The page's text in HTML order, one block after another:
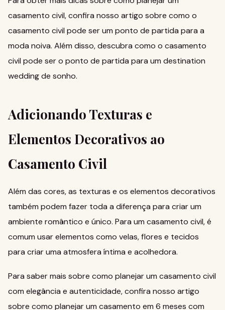
casamento civil,confira nosso artigo sobre como o
casamento civil pode ser um ponto de partida para a
moda noiva. Além disso,descubra como o casamento
civil pode ser o ponto de partida para um destination
wedding de sonho.
Adicionando Texturas e
Elementos Decorativos ao
Casamento Civil
Além das cores, as texturas e os elementos decorativos
também podem fazer toda a diferença para criar um
ambiente romântico e único. Para um casamento civil, é
comum usar elementos como velas, flores e tecidos
para criar uma atmosfera íntima e acolhedora.
Para saber mais sobre como planejar um casamento civil
com elegância e autenticidade,confira nosso artigo
sobre como planejar um casamento em 6 meses com